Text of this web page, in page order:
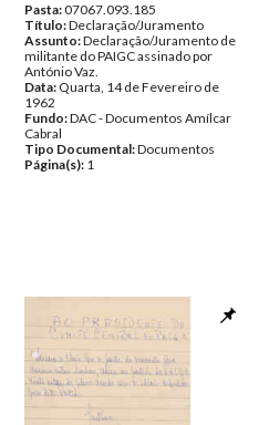
Pasta:07067.093.185
Título:Declaração/Juramento
Assunto:Declaração/Juramento de
militante do PAIGC assinado por
António Vaz.
Data: Quarta, 14 de Fevereiro de
1962
Fundo:DAC - Documentos Amílcar
Cabral
Tipo Documental:Documentos
Página(s): 1